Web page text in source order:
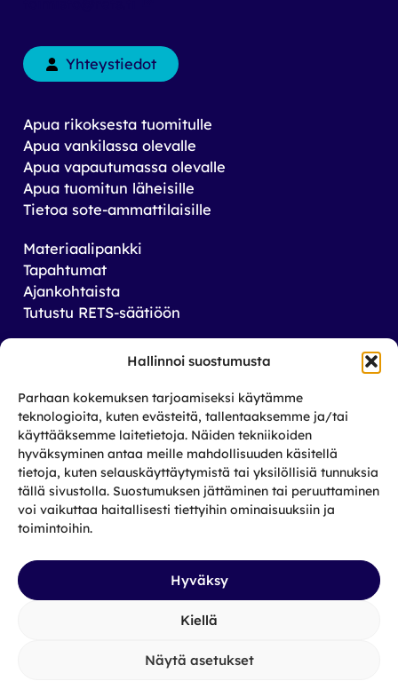
Hallinnoi suostumusta
Parhaan kokemuksen tarjoamiseksi käytämme
teknologioita, kuten evästeitä, tallentaaksemme ja/tai
käyttääksemme laitetietoja. Näiden tekniikoiden
hyväksyminen antaa meille mahdollisuuden käsitellä
tietoja, kuten selauskäyttäytymistä tai yksilöllisiä tunnuksia
tällä sivustolla. Suostumuksen jättäminen tai peruuttaminen
voi vaikuttaa haitallisesti tiettyihin ominaisuuksiin ja
toimintoihin.
Hyväksy
Kiellä
Näytä asetukset
Yhteystiedot
Apua rikoksesta tuomitulle
Apua vankilassa olevalle
Apua vapautumassa olevalle
Apua tuomitun läheisille
Tietoa sote-ammattilaisille
Materiaalipankki
Tapahtumat
Ajankohtaista
Tutustu RETS-säätiöön
Tilaa uutiskirjeemme
Saat tiedon tulevista tapahtumista sekä
toiminnastamme rikos­taustaisten ja heidän
läheistensä aseman parantamiseksi.
Tilaa
Facebook
X Instagram
LinkedIn
|Saavutettavuus